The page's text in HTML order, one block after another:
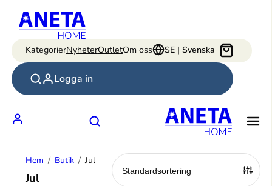
Hoppa
innehåll
KategorierNyheterOutletOm oss SE | Svenska
Logga in
Hem Butik Jul
Jul